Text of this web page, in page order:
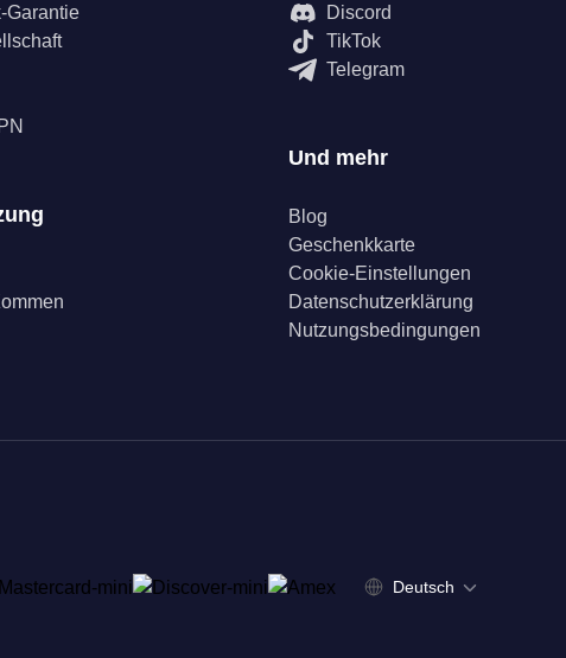
Garantie
Discord
TikTok
Telegram
Und mehr
Blog
Geschenkkarte
Cookie-Einstellungen
Datenschutzerklärung
Nutzungsbedingungen
Deutsch